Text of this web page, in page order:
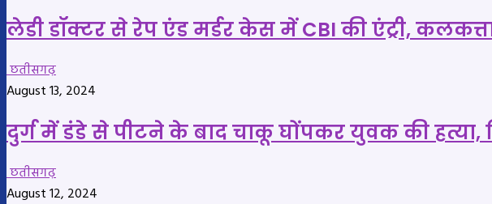
लेडी डॉक्टर से रेप एंड मर्डर केस में CBI की एंट्री,
छतीसगढ़
August 13, 2024
दुर्ग में डंडे से पीटने के बाद चाकू घोंपकर युवक की हत्या,
छतीसगढ़
August 12, 2024